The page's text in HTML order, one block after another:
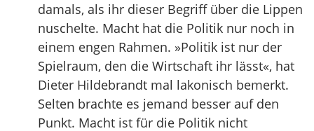
damals, als ihr dieser Begriff über die Lippen
nuschelte. Macht hat die Politik nur noch in
einem engen Rahmen. »Politik ist nur der
Spielraum, den die Wirtschaft ihr lässt«, hat
Dieter Hildebrandt mal lakonisch bemerkt.
Selten brachte es jemand besser auf den
Punkt. Macht ist für die Politik nicht